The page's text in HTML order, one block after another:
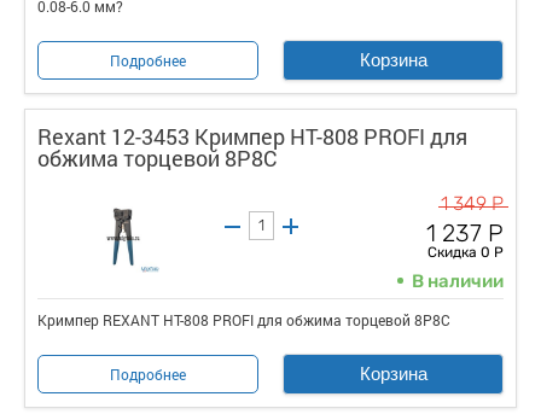
0.08-6.0 мм?
Подробнее Корзина
Rexant 12-3453 Кримпер HT-808 PROFI для
обжима торцевой 8P8C
1 349 Р
1 237 Р
Скидка 0 Р
В наличии
Кримпер REXANT HT-808 PROFI для обжима торцевой 8P8C
Подробнее Корзина